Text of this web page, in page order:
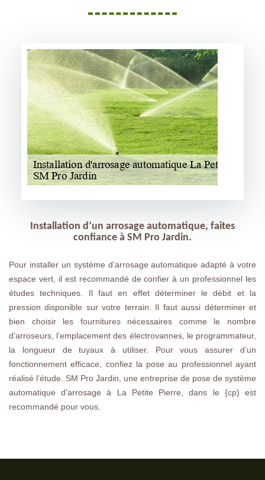
Installation d’un arrosage automatique, faites
confiance à SM Pro Jardin.
Pour installer un système d’arrosage automatique adapté à votre
espace vert, il est recommandé de confier à un professionnel les
études techniques. Il faut en effet déterminer le débit et la
pression disponible sur votre terrain. Il faut aussi déterminer et
bien choisir les fournitures nécessaires comme le nombre
d’arroseurs, l’emplacement des électrovannes, le programmateur,
la longueur de tuyaux à utiliser. Pour vous assurer d’un
fonctionnement efficace, confiez la pose au professionnel ayant
réalisé l’étude. SM Pro Jardin, une entreprise de pose de système
automatique d’arrosage à La Petite Pierre, dans le {cp) est
recommandé pour vous.